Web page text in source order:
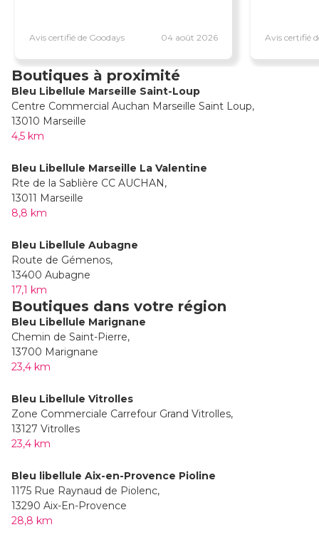
Avis certifié de Goodays 04 août 2026 Avis certifié
Boutiques à proximité
Bleu Libellule Marseille Saint-Loup
Centre Commercial Auchan Marseille Saint Loup,
13010 Marseille
4,5 km
Bleu Libellule Marseille La Valentine
Rte de la Sablière CC AUCHAN,
13011 Marseille
8,8 km
Bleu Libellule Aubagne
Route de Gémenos,
13400 Aubagne
17,1 km
Boutiques dans votre région
Bleu Libellule Marignane
Chemin de Saint-Pierre,
13700 Marignane
23,4 km
Bleu Libellule Vitrolles
Zone Commerciale Carrefour Grand Vitrolles,
13127 Vitrolles
23,4 km
Bleu libellule Aix-en-Provence Pioline
1175 Rue Raynaud de Piolenc,
13290 Aix-En-Provence
28,8 km